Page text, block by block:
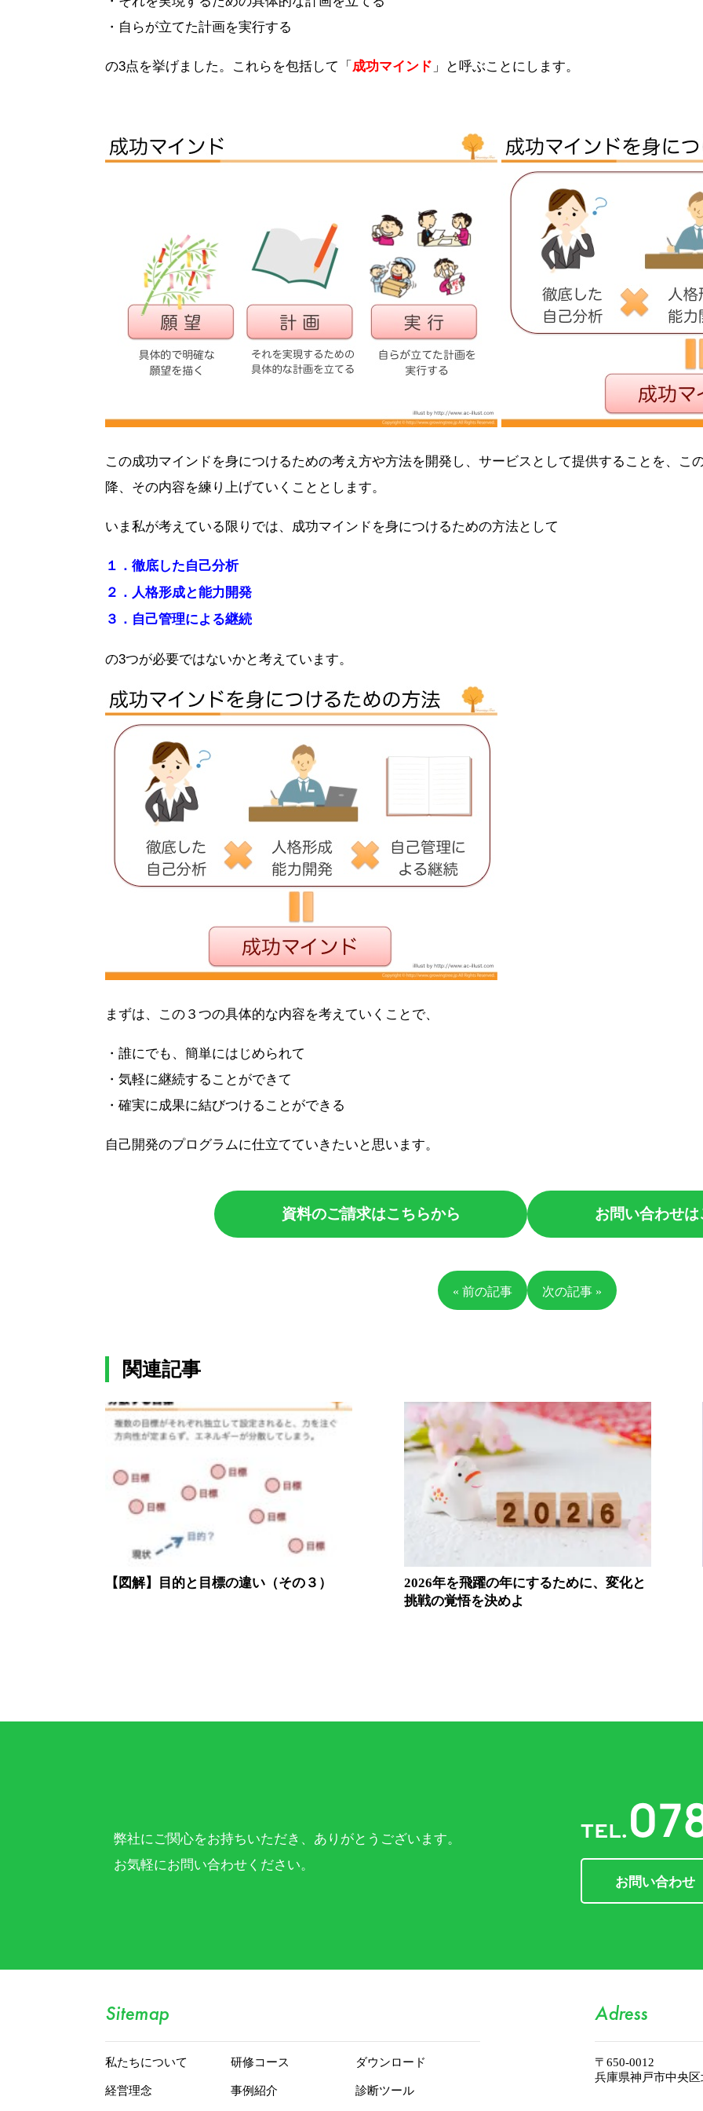
・自らが立てた計画を実行する
の3点を挙げました。これらを包括して「 成功マインド 」と呼ぶことにします。
この成功マインドを身につけるための考え方や方法を開発し、サービスとして提供することを、こ
降、その内容を練り上げていくこととします。
いま私が考えている限りでは、成功マインドを身につけるための方法として
１．徹底した自己分析
２．人格形成と能力開発
３．自己管理による継続
の3つが必要ではないかと考えています。
まずは、この３つの具体的な内容を考えていくことで、
・誰にでも、簡単にはじめられて
・気軽に継続することができて
・確実に成果に結びつけることができる
自己開発のプログラムに仕立てていきたいと思います。
資料のご請求はこちらから お問い合わせは
« 前の記事 次の記事 »
関連記事
【図解】目的と目標の違い（その３）
2026年を飛躍の年にするために、変化と
挑戦の覚悟を決めよ
弊社にご関心をお持ちいただき、ありがとうございます。
お気軽にお問い合わせください。
TEL.
お問い合わせ
Sitemap
私たちについて
経営理念
研修コース
事例紹介
ダウンロード
診断ツール
Adress
〒650-0012
兵庫県神戸市中央